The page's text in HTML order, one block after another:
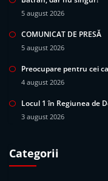
5 august 2026
COMUNICAT DE PRESĂ
5 august 2026
Preocupare pentru cei
4 august 2026
Locul 1 în Regiunea de
3 august 2026
Categorii